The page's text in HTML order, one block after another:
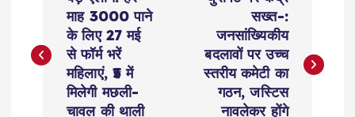
s
माह 3000 पाने
के लिए 27 मई
से फॉर्म भरें
महिलाएं, ₹5 में
मिलेगी मछली-
चावल की थाली
सख्त-:
जनसांख्यिकीय
बदलावों पर उच्च
स्तरीय कमेटी का
गठन, जस्टिस
नावलेकर होंगे